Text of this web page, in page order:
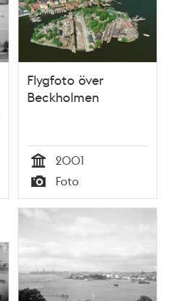
Flygfoto över
Beckholmen
Tid
2001
Typ
Foto